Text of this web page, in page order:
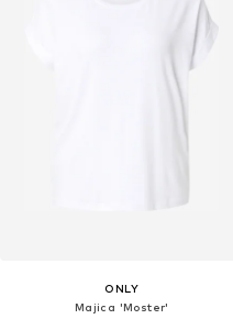
ONLY
Majica 'Moster'